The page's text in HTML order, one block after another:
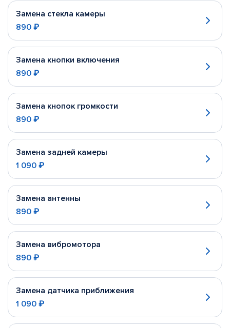
Замена стекла камеры
890 ₽
Замена кнопки включения
890 ₽
Замена кнопок громкости
890 ₽
Замена задней камеры
1 090 ₽
Замена антенны
890 ₽
Замена вибромотора
890 ₽
Замена датчика приближения
1 090 ₽